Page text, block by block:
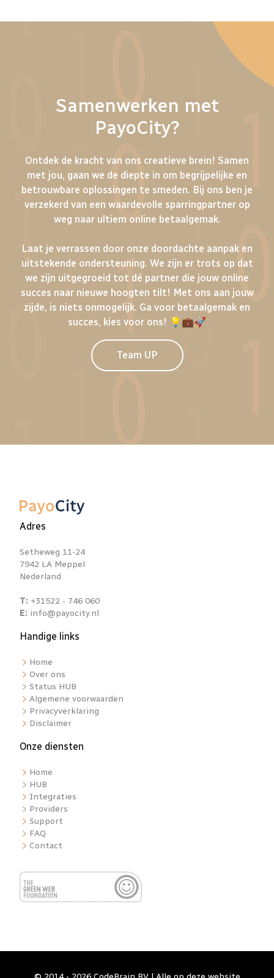
Samenwerken met
PayoCity?
Ontdek de kracht van ons creatieve brein! Samen
met jou, gaan we de diepte in om begrijpelijke en
betrouwbare oplossingen te smeden. Bij ons ben je
verzekerd van een waardevolle sparringpartner op
weg naar ultiem online betaalgemak.
Laat je verrassen door onze doordachte aanpak en
uitstekende ondersteuning. We zijn er trots op dat
we zijn uitgegroeid tot dé partner die jouw online
succes naar nieuwe hoogten tilt! Met ons aan jouw
zijde, is niets onmogelijk. Ga voor betaalgemak en
succes, kies voor ons! 💡💼🚀
Team UP
Adres
Setheweg 11-24
7942 LA Meppel
Nederland
T: +31522 - 746 060
E: info@payocity.nl
Handige links
Home
Over ons
Status HUB
Algemene voorwaarden
Privacyverklaring
Disclaimer
Onze diensten
Home
HUB
Integraties
Providers
Support
FAQ
Contact